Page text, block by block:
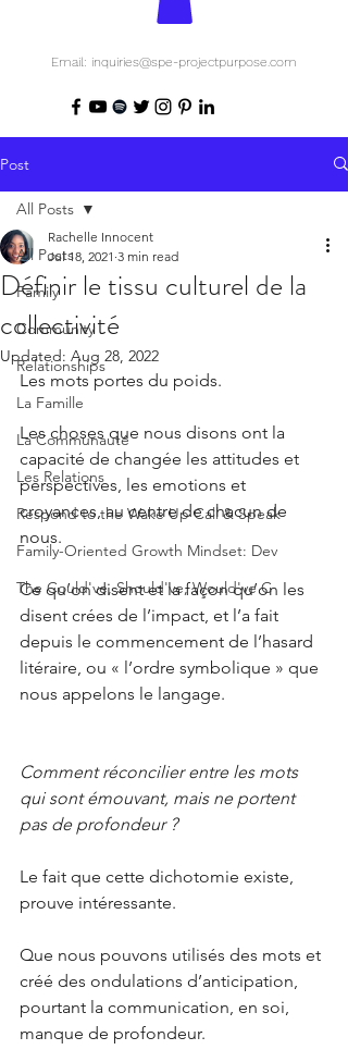
Email: inquiries@spe-projectpurpose.com
Post
All Posts
Family
Community
Relationships
La Famille
La Communauté
Les Relations
Respond to the Wake Up Call & Speak
Family-Oriented Growth Mindset: Dev
The Could've, Should've, Would've C
All Posts
Définir le tissu culturel de la
collectivité
Rachelle Innocent
Jul 18, 2021 3 min read
Updated: Aug 28, 2022
Les mots portes du poids.
Les choses que nous disons ont la
capacité de changée les attitudes et
perspectives, les emotions et
croyances, au centre de chacun de
nous.
Ce qu’on disent et la façon qu’on les
disent crées de l’impact, et l’a fait
depuis le commencement de l’hasard
litéraire, ou « l’ordre symbolique » que
nous appelons le langage.
Comment réconcilier entre les mots
qui sont émouvant, mais ne portent
pas de profondeur ?
Le fait que cette dichotomie existe,
prouve intéressante.
Que nous pouvons utilisés des mots et
créé des ondulations d’anticipation,
pourtant la communication, en soi,
manque de profondeur.